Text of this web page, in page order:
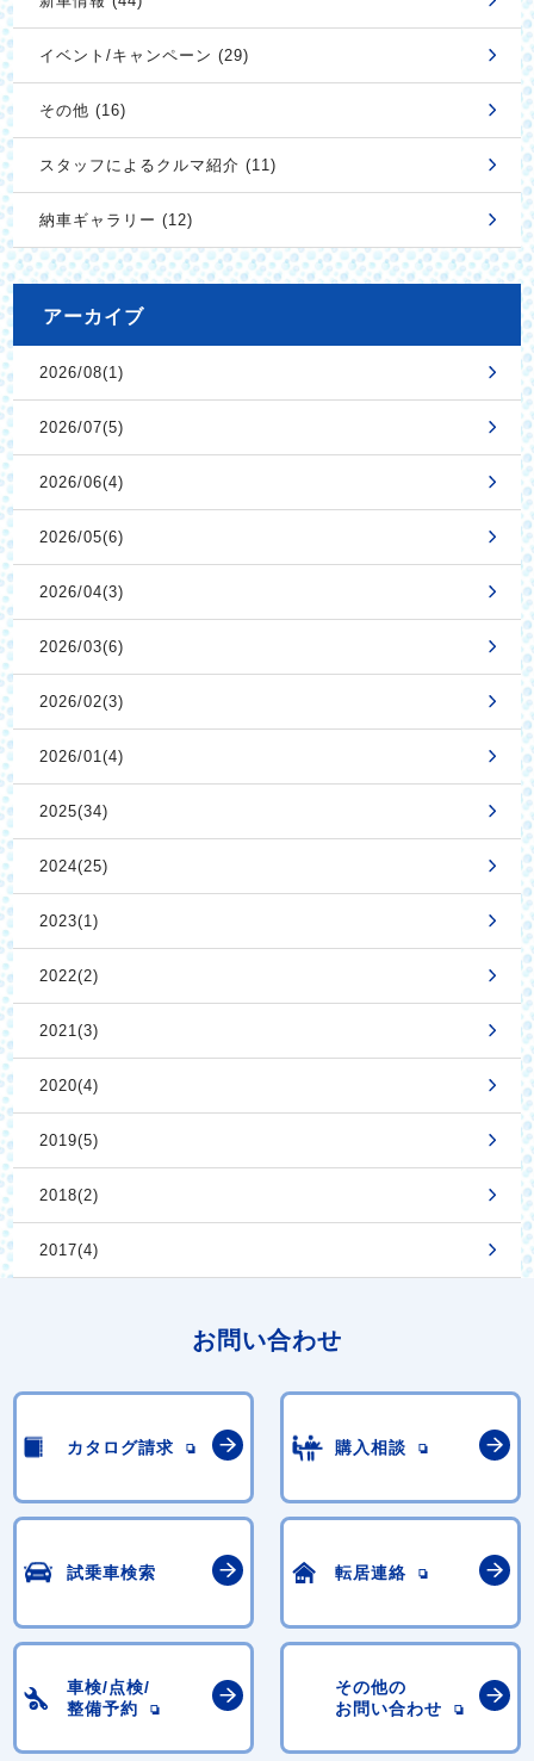
イベント/キャンペーン (29)
その他 (16)
スタッフによるクルマ紹介 (11)
納車ギャラリー (12)
アーカイブ
2026/08(1)
2026/07(5)
2026/06(4)
2026/05(6)
2026/04(3)
2026/03(6)
2026/02(3)
2026/01(4)
2025(34)
2024(25)
2023(1)
2022(2)
2021(3)
2020(4)
2019(5)
2018(2)
2017(4)
お問い合わせ
カタログ請求 購入相談
試乗車検索 転居連絡
車検/点検/
整備予約
その他の
お問い合わせ